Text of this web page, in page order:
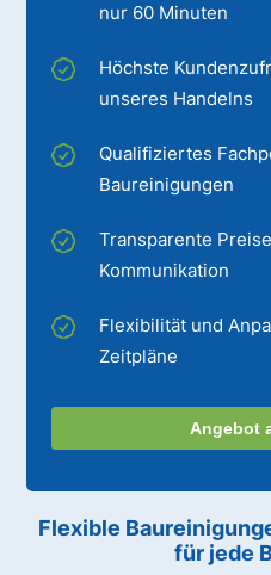
nur 60 Minuten
Höchste
unseres Handelns
Qualifiziertes
Baureinigungen
Transparente
Kommunikation
Flexibilität und
Zeitpläne
Angebot
Flexible
für jede